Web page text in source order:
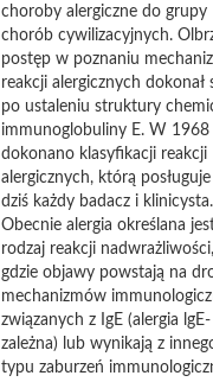
choroby alergiczne do grupy
chorób cywilizacyjnych.
postęp w poznaniu
reakcji alergicznych dokonał
po ustaleniu struktury
immunoglobuliny E. W
dokonano klasyfikacji reakcji
alergicznych, którą posługuje
dziś każdy badacz i klinicysta.
Obecnie alergia określana
rodzaj reakcji nadwrażliwości,
gdzie objawy powstają na
mechanizmów
związanych z IgE (alergia lgE-
zależna) lub wynikają z
typu zaburzeń